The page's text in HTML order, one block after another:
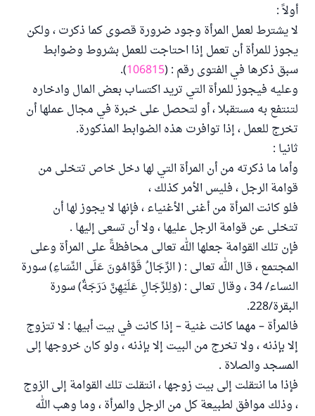
أولاً :
لا يشترط لعمل المرأة وجود ضرورة قصوى كما ذكرت ، ولكن
يجوز للمرأة أن تعمل إذا احتاجت للعمل بشروط وضوابط
سبق ذكرها في الفتوى رقم : (106815
).
وعليه فيجوز للمرأة التي تريد اكتساب بعض المال وادخاره
لتنتفع به مستقبلا ، أو لتحصل على خبرة في مجال عملها أن
تخرج للعمل ، إذا توافرت هذه الضوابط المذكورة.
ثانيا :
وأما ما ذكرته من أن المرأة التي لها دخل خاص تتخلى من
قوامة الرجل ، فليس الأمر كذلك ،
فلو كانت المرأة من أغنى الأغنياء ، فإنها لا يجوز لها أن
تتخلى عن قوامة الرجل عليها ، ولا أن تسعى إليها .
فإن تلك القوامة جعلها الله تعالى محافظةً على المرأة وعلى
المجتمع ، قال الله تعالى : ( الرِّجَالُ قَوَّامُونَ عَلَى النِّسَاءِ) سورة
النساء/ 34 ، وقال تعالى : (وَلِلرِّجَالِ عَلَيْهِنَّ دَرَجَةٌ) سورة
البقرة/228.
فالمرأة – مهما كانت غنية – إذا كانت في بيت أبيها : لا تتزوج
إلا بإذنه ، ولا تخرج من البيت إلا بإذنه ، ولو كان خروجها إلى
المسجد والصلاة .
فإذا ما انتقلت إلى بيت زوجها ، انتقلت تلك القوامة إلى الزوج
، وذلك موافق لطبيعة كل من الرجل والمرأة ، وما وهب الله